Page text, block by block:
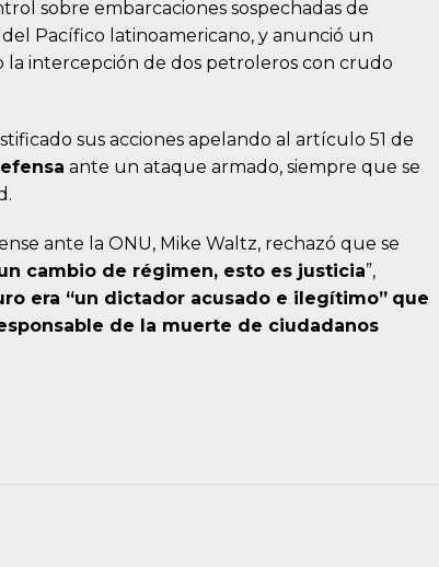
sobre embarcaciones sospechadas de
Pacífico latinoamericano, y anunció un
intercepción de dos petroleros con crudo
sus acciones apelando al artículo 51 de
ante un ataque armado, siempre que se
ante la ONU, Mike Waltz, rechazó que se
cambio de régimen, esto es justicia”,
era “un dictador acusado e ilegítimo” que
de la muerte de ciudadanos